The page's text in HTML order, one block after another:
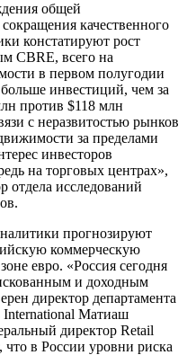
общей
качественного
констатируют рост
CBRE, всего на
в первом полугодии
инвестиций, чем за
против $118 млн
с неразвитостью рынков
за пределами
инвесторов
на торговых центрах»,
исследований
прогнозируют
коммерческую
евро. «Россия сегодня
и доходным
директор департамента
International Матиаш
директор Retail
в России уровни риска